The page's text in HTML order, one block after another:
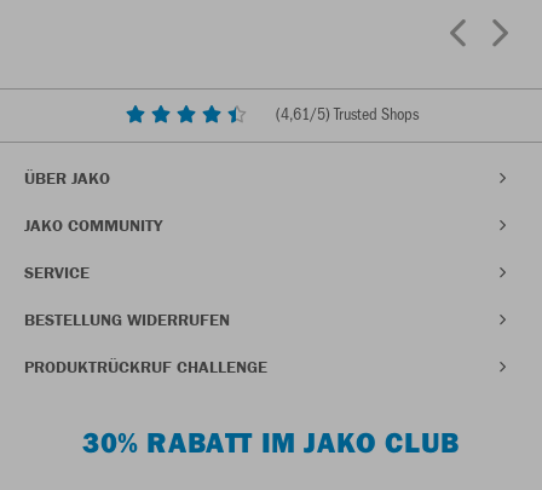
(4,61/5) Trusted Shops
ÜBER JAKO
JAKO COMMUNITY
SERVICE
BESTELLUNG WIDERRUFEN
PRODUKTRÜCKRUF CHALLENGE
30% RABATT IM JAKO CLUB